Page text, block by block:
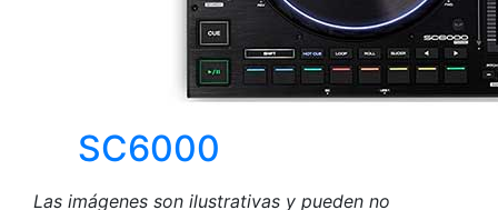
SC6000
Las imágenes son ilustrativas y pueden no